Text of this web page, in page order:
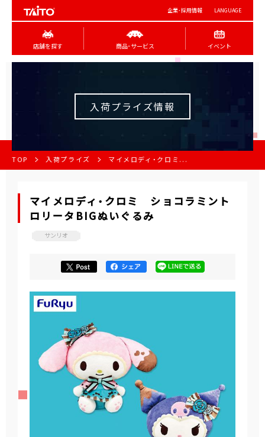
企業･採用情報 LANGUAGE
店舗を探す 商品･サービス イベント
入荷プライズ情報
TOP 入荷プライズ マイメロディ・クロミ...
マイメロディ・クロミ ショコラミント
ロリータBIGぬいぐるみ
サンリオ